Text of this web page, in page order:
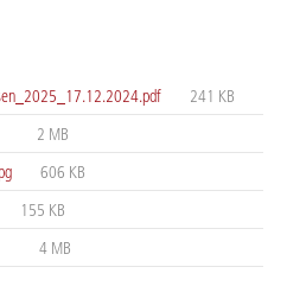
241 KB
2 MB
606 KB
155 KB
4 MB